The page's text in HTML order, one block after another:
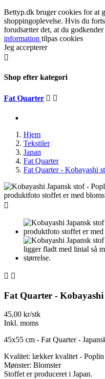
Bettyp.dk bruger cookies for at
shoppingoplevelse. Hvis du
forudsætter det, at du
information tilpas cookies
Jeg accepterer

Shop efter kategori
Fat Quarter  
Hjem
Tekstiler
Japan
Fat Quarter
Fat Quarter - Kobayashi

 
Fat Quarter - Kobayashi
45,00 kr/stk
Inkl. moms
45x55 cm - Fat Quarter -
Kvalitet: lækker kvalitet -
Mønster: Blomster
Stoffet er produceret i Japan.